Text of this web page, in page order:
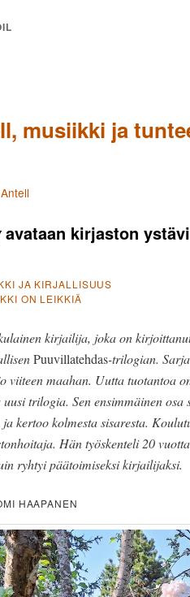
musiikki ja
avataan kirjaston
JA KIRJALLISUUS
ON LEIKKIÄ
kirjailija, joka on
Puuvillatehdas-trilogian.
viiteen maahan. Uutta tuotantoa
trilogia. Sen ensimmäinen osa
kertoo kolmesta sisaresta.
Hän työskenteli 20 vuotta
ryhtyi päätoimiseksi kirjailijaksi.
HAAPANEN